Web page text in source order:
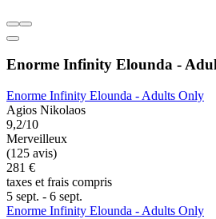
Enorme Infinity Elounda -
Enorme Infinity Elounda - Adults Only
Agios Nikolaos
9,2/10
Merveilleux
(125 avis)
281 €
taxes et frais compris
5 sept. - 6 sept.
Enorme Infinity Elounda - Adults Only